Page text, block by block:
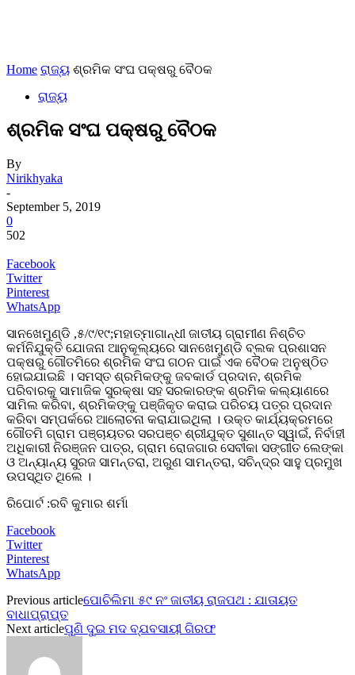
Home ରାଜ୍ୟ ଶ୍ରମିକ ସଂଘ ପକ୍ଷରୁ ବୈଠକ
ରାଜ୍ୟ
ଶ୍ରମିକ ସଂଘ ପକ୍ଷରୁ ବୈଠକ
By
Nirikhyaka
-
September 5, 2019
0
502
Facebook
Twitter
Pinterest
WhatsApp
ସାନଖେମୁଣ୍ଡି ,୫/୯/୧୯;ମହାତ୍ମାଗାନ୍ଧୀ ଜାତୀୟ ଗ୍ରାମୀଣ ନିଶ୍ଚିତ
କର୍ମନିଯୁକ୍ତି ଯୋଜନା ଆନୁକୂଲ୍ୟରେ ସାନଖେମୁଣ୍ଡି ବ୍ଲକ ପ୍ରଶାସନ
ପକ୍ଷରୁ ଗୌତମିରେ ଶ୍ରମିକ ସଂଘ ଗଠନ ପାଇଁ ଏକ ବୈଠକ ଅନୁଷ୍ଠିତ
ହୋଇଯାଇଛି । ସମସ୍ତ ଶ୍ରମିକଙ୍କୁ ଜବକାର୍ଡ ପ୍ରଦାନ, ଶ୍ରମିକ
ପରିବାରକୁ ସାମାଜିକ ସୁରକ୍ଷା ସହ ସରକାରଙ୍କ ଶ୍ରମିକ କଲ୍ୟାଣରେ
ସାମିଲ କରିବା, ଶ୍ରମିକଙ୍କୁ ପଞ୍ଜିକୃତ କରାଇ ପରିଚୟ ପତ୍ର ପ୍ରଦାନ
କରିବା ସମ୍ପର୍କରେ ଆଲୋଚନା କରାଯାଇଥିଲା । ଉକ୍ତ କାର୍ଯ୍ୟକ୍ରମରେ
ଗୌତମି ଗ୍ରାମ ପଞ୍ଚାୟତର ସରପଞ୍ଚ ଶ୍ରୀଯୁକ୍ତ ସୁଶାନ୍ତ ସ୍ୱାଇଁ, ନିର୍ବାହୀ
ଅଧିକାରୀ ନିରଞ୍ଜନ ପାତ୍ର, ଗ୍ରାମ ରୋଜଗାର ସେବୀକା ସଙ୍ଗୀତ ଲେଙ୍କା
ଓ ଅନ୍ୟାନ୍ୟ ସୁରଜ ସାମନ୍ତରା, ଅରୁଣ ସାମନ୍ତରା, ସଚିନ୍ଦ୍ର ସାହୁ ପ୍ରମୁଖ
ଉପସ୍ଥିତ ଥିଲେ ।
ରିପୋର୍ଟ :ରବି କୁମାର ଶର୍ମା
Facebook
Twitter
Pinterest
WhatsApp
Previous articleପୋଚିଲିମା ୫୯ ନଂ ଜାତୀୟ ରାଜପଥ : ଯାତାୟତ
ବାଧାପ୍ରାପ୍ତ
Next articleପୁଣି ଦୁଇ ମଦ ବ୍ଯବସାୟୀ ଗିରଫ